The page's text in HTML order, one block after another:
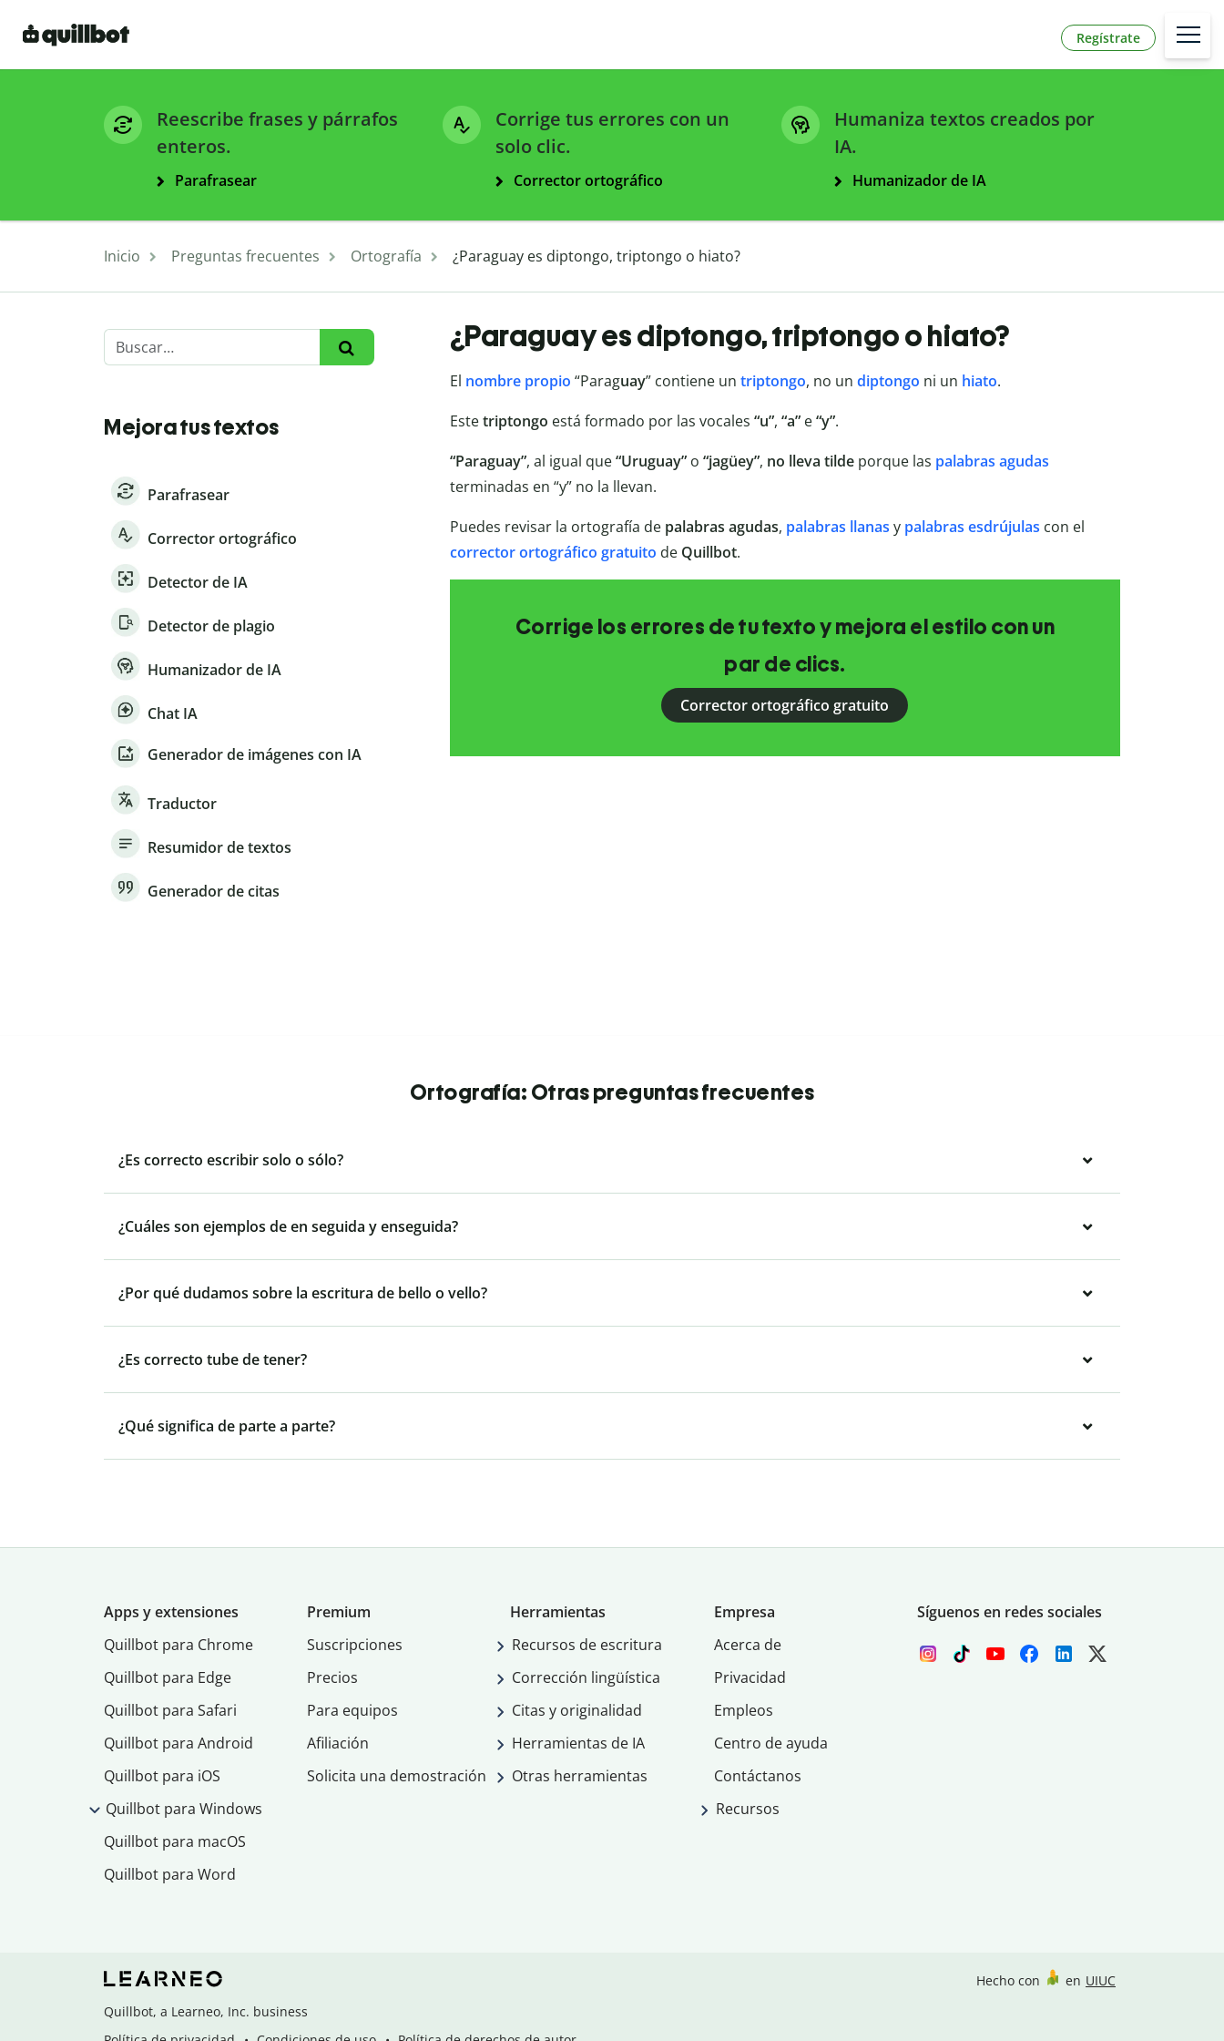
Regístrate
Reescribe frases y párrafos
enteros.
Parafrasear
Corrige tus errores con un
solo clic.
Corrector ortográfico
Humaniza textos creados por
IA.
Humanizador de IA
Inicio Preguntas frecuentes Ortografía ¿Paraguay es diptongo, triptongo o hiato?
Mejora tus textos
Parafrasear
Corrector ortográfico
Detector de IA
Detector de plagio
Humanizador de IA
Chat IA
Generador de imágenes con IA
Traductor
Resumidor de textos
Generador de citas
¿Paraguay es diptongo, triptongo o hiato?
El nombre propio “Paraguay” contiene un triptongo, no un diptongo ni un hiato.
Estetriptongo está formado por las vocales “u”, “a”e“y”.
“Paraguay”, al igual que“Uruguay”o “jagüey”, no lleva tildeporque las palabras agudas
terminadas en “y” no la llevan.
Puedes revisar la ortografía de palabras agudas, palabras llanas y palabras esdrújulas con el
correctorortográfico gratuito de Quillbot.
Corrige los errores de tu texto y mejora el estilo con un
par de clics.
Corrector ortográfico gratuito
Ortografía: Otras preguntas frecuentes
¿Es correcto escribir solo o sólo?
¿Cuáles son ejemplos de en seguida y enseguida?
¿Por qué dudamos sobre la escritura de bello o vello?
¿Es correcto tube de tener?
¿Qué significa de parte a parte?
Apps y extensiones
Quillbot para Chrome
Quillbot para Edge
Quillbot para Safari
Quillbot para Android
Quillbot para iOS
Quillbot para Windows
Quillbot para macOS
Quillbot para Word
Premium
Suscripciones
Precios
Para equipos
Afiliación
Solicita una demostración
Herramientas
Recursos de escritura
Corrección lingüística
Citas y originalidad
Herramientas de IA
Otras herramientas
Empresa
Acerca de
Privacidad
Empleos
Centro de ayuda
Contáctanos
Recursos
Síguenos en redes sociales
Quillbot, a Learneo, Inc. business
Hecho con en UIUC